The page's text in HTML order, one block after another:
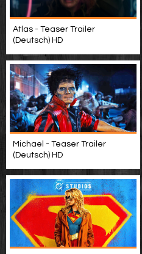
Atlas - Teaser Trailer
(Deutsch) HD
Michael - Teaser Trailer
(Deutsch) HD